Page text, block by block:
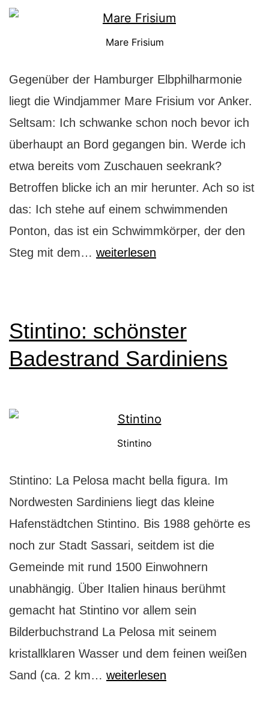
Mare Frisium
Gegenüber der Hamburger Elbphilharmonie
liegt die Windjammer Mare Frisium vor Anker.
Seltsam: Ich schwanke schon noch bevor ich
überhaupt an Bord gegangen bin. Werde ich
etwa bereits vom Zuschauen seekrank?
Betroffen blicke ich an mir herunter. Ach so ist
das: Ich stehe auf einem schwimmenden
Ponton, das ist ein Schwimmkörper, der den
Steg mit dem… Mare
von
Freiheit
weiterlesen
Stintino: schönster
Badestrand Sardiniens
Stintino
Stintino: La Pelosa macht bella figura. Im
Nordwesten Sardiniens liegt das kleine
Hafenstädtchen Stintino. Bis 1988 gehörte es
noch zur Stadt Sassari, seitdem ist die
Gemeinde mit rund 1500 Einwohnern
unabhängig. Über Italien hinaus berühmt
gemacht hat Stintino vor allem sein
Bilderbuchstrand La Pelosa mit seinem
kristallklaren Wasser und dem feinen weißen
Sand (ca. 2 km… Stintino:
weiterlesen